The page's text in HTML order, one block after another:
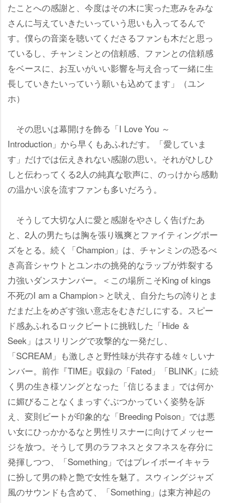
たことへの感謝と、今度はその木に実った恵みをみな
さんに与えていきたいっていう思いも入ってるんで
す。僕らの音楽を聴いてくださるファンも木だと思っ
ているし、チャンミンとの信頼感、ファンとの信頼感
をベースに、お互いがいい影響を与え合って一緒に生
長していきたいっていう願いも込めてます」（ユン
ホ）
その思いは幕開けを飾る「I Love You ～
Introduction」から早くもあふれだす。「愛していま
す」だけでは伝えきれない感謝の思い。それがひしひ
しと伝わってくる2人の純真な歌声に、のっけから感動
の温かい涙を流すファンも多いだろう。
そうして大切な人に愛と感謝をやさしく告げたあ
と、2人の男たちは胸を張り颯爽とファイティングポー
ズをとる。続く「Champion」は、チャンミンの恐るべ
き高音シャウトとユンホの挑発的なラップが炸裂する
力強いダンスナンバー。＜この場所こそKing of kings
不死のI am a Champion＞と吠え、自分たちの誇りとま
だまだ上をめざす強い意志をむきだしにする。スピー
ド感あふれるロックビートに挑戦した「Hide ＆
Seek」はスリリングで攻撃的な一発だし、
「SCREAM」も激しさと野性味が共存する雄々しいナ
ンバー。前作『TIME』収録の「Fated」「BLINK」に続
く男の生き様ソングとなった「信じるまま」では何か
に媚びることなくまっすぐぶつかっていく姿勢を訴
え、変則ビートが印象的な「Breeding Poison」では悪
い女にひっかかるなと男性リスナーに向けてメッセー
ジを放つ。そうして男のラフネスとタフネスを存分に
発揮しつつ、「Something」ではプレイボーイキャラ
に扮して男の粋と艶で女性を魅了。スウィングジャズ
風のサウンドも含めて、「Something」は東方神起の